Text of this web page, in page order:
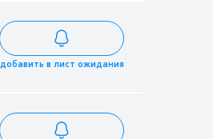
—
добавить в лист ожидания
—